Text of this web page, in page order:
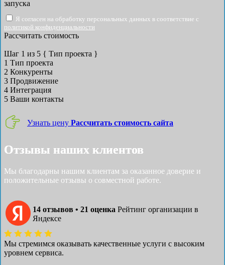
запуска
Я согласен на обработку персональных данных в соответствие с
политикой конфиденциальности
Рассчитать стоимость
Шаг 1 из 5 { Тип проекта }
1 Тип проекта
2 Конкуренты
3 Продвижение
4 Интеграция
5 Ваши контакты
Узнать цену Рассчитать стоимость сайта
Отзывы наших клиентов
Мы благодарны нашим клиентам за оказанное доверие и
положительные отзывы о совместной работе.
14 отзывов • 21 оценка Рейтинг организации в
Яндексе
Мы стремимся оказывать качественные услуги с высоким
уровнем сервиса.